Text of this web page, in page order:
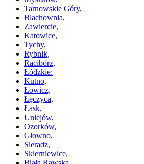
Tarnowskie Góry,
Blachownia,
Zawiercie,
Katowice,
Tychy,
Rybnik,
Racibórz,
Łódzkie:
Kutno,
Łowicz,
Łęczyca,
Łask,
Uniejów,
Ozorków,
Głowno,
Sieradz,
Skierniewice,